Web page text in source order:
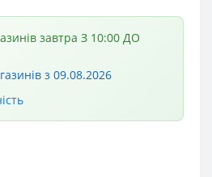
завтра З 10:00 ДО
з 09.08.2026